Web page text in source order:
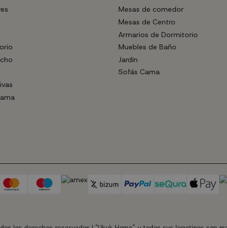
Mesas de comedor
Mesas de Centro
Armarios de Dormitorio
Muebles de Baño
Jardín
Sofás Cama